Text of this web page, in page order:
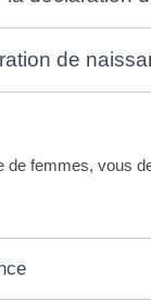
de
de femmes, vous